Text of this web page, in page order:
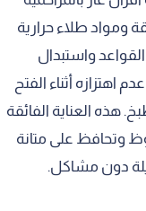
ومواد طلاء حرارية
واستبدال
اهتزازه أثناء الفتح
هذه العناية الفائقة
وتحافظ على متانة
دون مشاكل.